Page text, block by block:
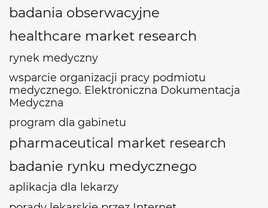
badania obserwacyjne
healthcare market research
rynek medyczny
wsparcie organizacji pracy podmiotu
medycznego. Elektroniczna Dokumentacja
Medyczna
program dla gabinetu
pharmaceutical market research
badanie rynku medycznego
aplikacja dla lekarzy